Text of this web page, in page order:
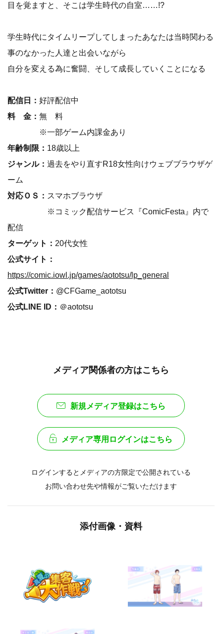
目を覚ますと、そこは学生時代の自室……!?
学生時代にタイムリープしてしまったあなたは当時関わる
事のなかった人達と出会いながら
自分を変える為に奮闘、そして成長していくことになる
配信日： 好評配信中
料 金： 無 料
※一部ゲーム内課金あり
年齢制限： 18歳以上
ジャンル： 過去をやり直すR18女性向けウェブブラウザゲ
ーム
対応ＯＳ： スマホブラウザ
※コミック配信サービス『ComicFesta』内で
配信
ターゲット： 20代女性
公式サイト：
https://comic.iowl.jp/games/aototsu/lp_general
公式Twitter： @CFGame_aototsu
公式LINE ID： ＠aototsu
メディア関係者の方はこちら
新規メディア登録はこちら
メディア専用ログインはこちら
ログインするとメディアの方限定で公開されている
お問い合わせ先や情報がご覧いただけます
添付画像・資料